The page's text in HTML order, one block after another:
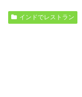
インドでレストラン